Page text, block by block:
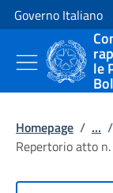
Vai al contenuto
Vai alla navigazione
Governo Italiano
le
Homepage / ... /
Repertorio atto